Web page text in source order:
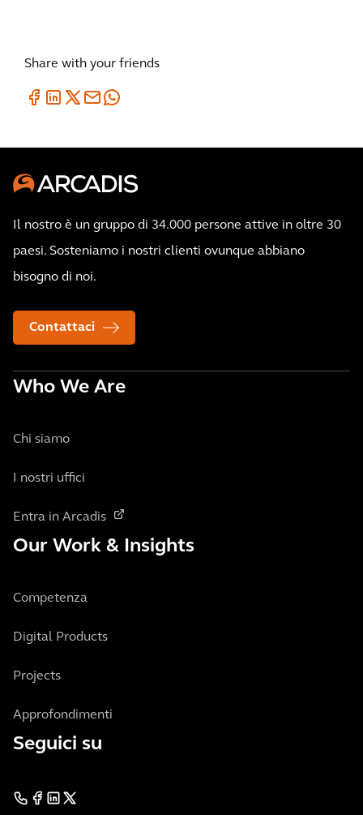
Share with your friends
Il nostro è un gruppo di 34.000 persone attive in oltre 30
paesi. Sosteniamo i nostri clienti ovunque abbiano
bisogno di noi.
Contattaci
Who We Are
Chi siamo
I nostri uffici
Entra in Arcadis
Our Work & Insights
Competenza
Digital Products
Projects
Approfondimenti
Seguici su